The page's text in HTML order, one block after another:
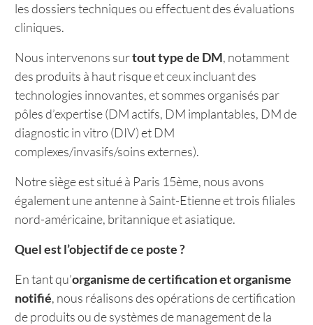
les dossiers techniques ou effectuent des évaluations
cliniques.
Nous intervenons surtout type de DM, notamment
des produits à haut risque et ceux incluant des
technologies innovantes, et sommes organisés par
pôles d’expertise (DM actifs, DM implantables, DM de
diagnostic in vitro (DIV) et DM
complexes/invasifs/soins externes).
Notre siège est situé à Paris 15ème, nous avons
également une antenne à Saint-Etienne et trois filiales
nord-américaine, britannique et asiatique.
Quel est l’objectif de ce poste ?
En tant qu’organisme de certification et organisme
notifié, nous réalisons des opérations de certification
de produits ou de systèmes de management de la